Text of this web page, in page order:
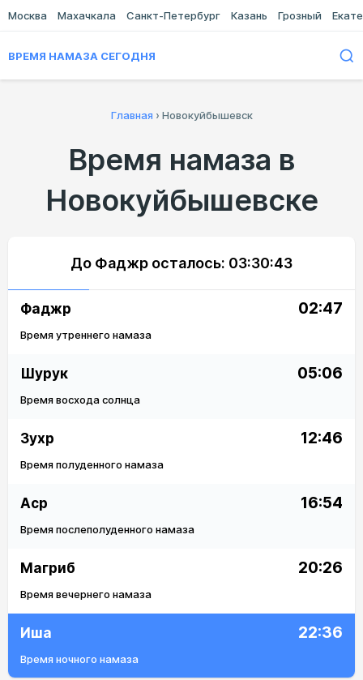
Москва Махачкала Санкт-Петербург Казань Грозный
ВРЕМЯ НАМАЗА СЕГОДНЯ
Главная › Новокуйбышевск
Время намаза в
Новокуйбышевске
До Фаджр осталось: 03:30:43
Фаджр 02:47
Время утреннего намаза
Шурук 05:06
Время восхода солнца
Зухр 12:46
Время полуденного намаза
Аср 16:54
Время послеполуденного намаза
Магриб 20:26
Время вечернего намаза
Иша 22:36
Время ночного намаза